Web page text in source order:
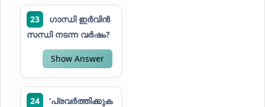
23
ഗാന്ധി ഇർവിൻ
സന്ധി നടന്ന വർഷം?
Show Answer
24
‘പ്രവർത്തിക്കുക